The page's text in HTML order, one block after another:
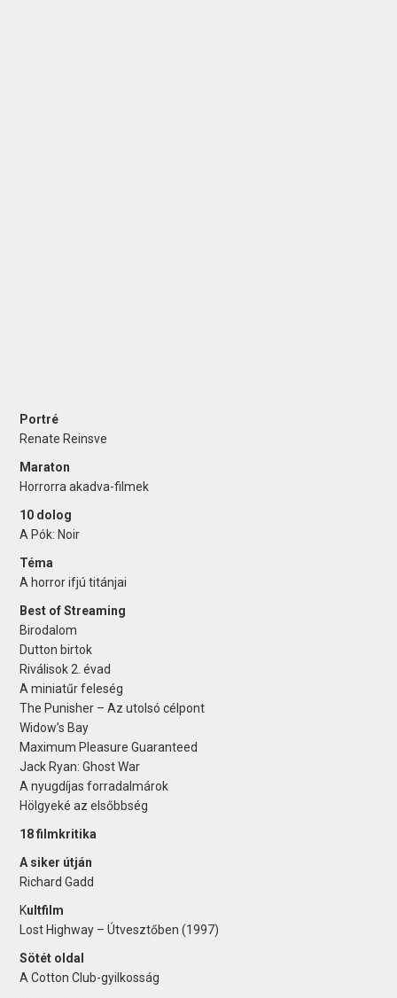
Portré
Renate Reinsve
Maraton
Horrorra akadva-filmek
10 dolog
A Pók: Noir
Téma
A horror ifjú titánjai
Best of Streaming
Birodalom
Dutton birtok
Riválisok 2. évad
A miniatűr feleség
The Punisher – Az utolsó célpont
Widow’s Bay
Maximum Pleasure Guaranteed
Jack Ryan: Ghost War
A nyugdíjas forradalmárok
Hölgyeké az elsőbbség
18 filmkritika
A siker útján
Richard Gadd
Kultfilm
Lost Highway – Útvesztőben (1997)
Sötét oldal
A Cotton Club-gyilkosság